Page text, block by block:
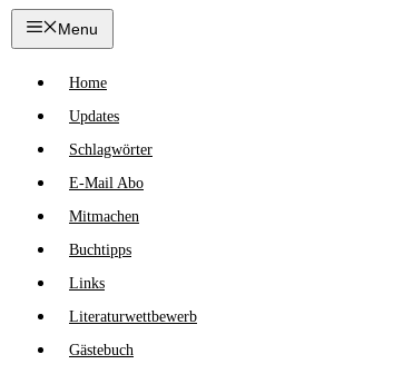
Zum
Inhalt
Menu
Home
Updates
Schlagwörter
E-Mail Abo
Mitmachen
Buchtipps
Links
Literaturwettbewerb
Gästebuch